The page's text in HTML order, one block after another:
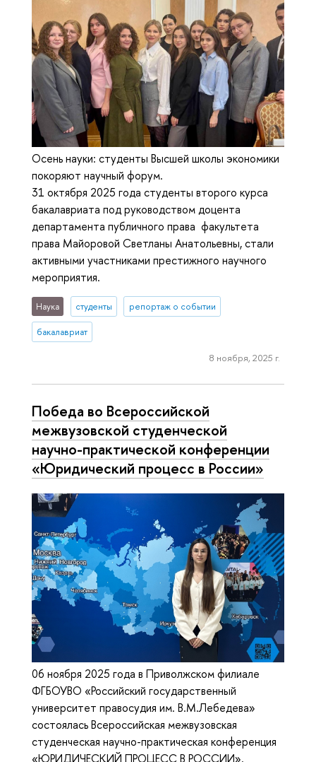
Осень науки: студенты Высшей школы экономики
покоряют научный форум.
31 октября 2025 года студенты второго курса
бакалавриата под руководством доцента
департамента публичного права факультета
права Майоровой Светланы Анатольевны, стали
активными участниками престижного научного
мероприятия.
Наука студенты репортаж о событии
бакалавриат
8 ноября, 2025 г.
Победа во Всероссийской
межвузовской студенческой
научно-практической конференции
«Юридический процесс в России»
06 ноября 2025 года в Приволжском филиале
ФГБОУВО «Российский государственный
университет правосудия им. В.М.Лебедева»
состоялась Всероссийская межвузовская
студенческая научно-практическая конференция
«ЮРИДИЧЕСКИЙ ПРОЦЕСС В РОССИИ».